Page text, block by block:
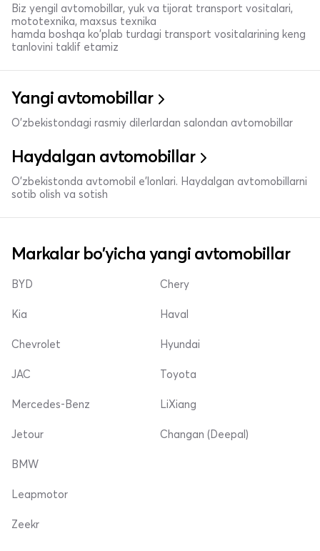
Biz yengil avtomobillar, yuk va tijorat transport vositalari,
mototexnika, maxsus texnika
hamda boshqa ko'plab turdagi transport vositalarining keng
tanlovini taklif etamiz
Yangi avtomobillar
O'zbekistondagi rasmiy dilerlardan salondan avtomobillar
Haydalgan avtomobillar
O'zbekistonda avtomobil e’lonlari. Haydalgan avtomobillarni
sotib olish va sotish
Markalar bo'yicha yangi avtomobillar
BYD
Kia
Chevrolet
Chery
Haval
Hyundai
JAC
Mercedes-Benz
Jetour
Toyota
LiXiang
Changan (Deepal)
BMW
Leapmotor
Zeekr